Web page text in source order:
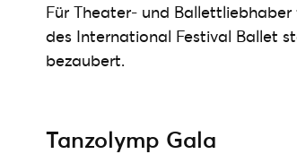
Für Theater- und
des International Festival Ballet
bezaubert.
Tanzolymp Gala